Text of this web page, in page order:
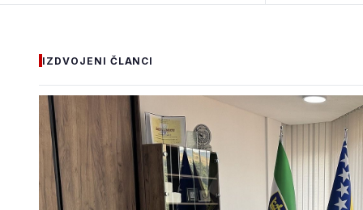
IZDVOJENI ČLANCI